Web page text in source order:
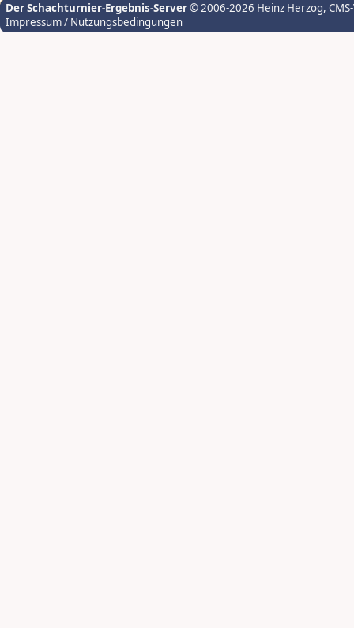
Der Schachturnier-Ergebnis-Server© 2006-2026 Heinz Herzog,
Impressum / Nutzungsbedingungen